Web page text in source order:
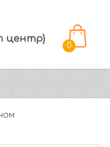
центр)
0